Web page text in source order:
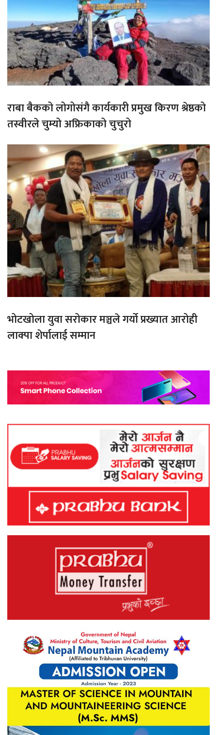
राबा बैकको लोगोसंगै कार्यकारी प्रमुख किरण श्रेष्ठको
तस्वीरले चुम्यो अफ्रिकाको चुचुरो
भोटखोला युवा सरोकार मञ्चले गर्यो प्रख्यात आरोही
लाक्पा शेर्पालाई सम्मान